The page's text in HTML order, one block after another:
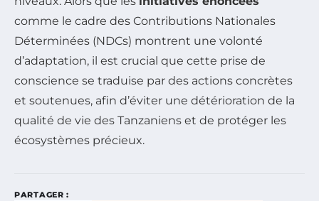
comme le cadre des Contributions Nationales
Déterminées (NDCs) montrent une volonté
d’adaptation, il est crucial que cette prise de
conscience se traduise par des actions concrètes
et soutenues, afin d’éviter une détérioration de la
qualité de vie des Tanzaniens et de protéger les
écosystèmes précieux.
PARTAGER :